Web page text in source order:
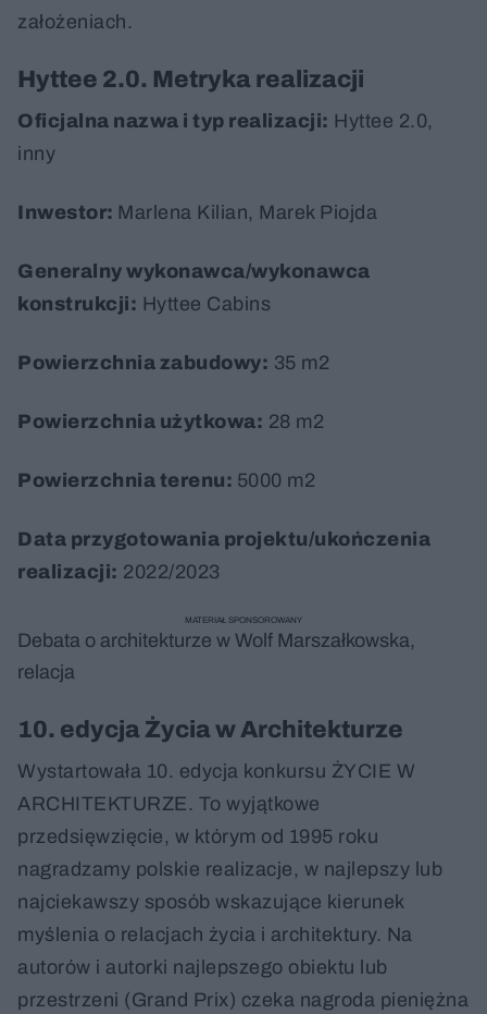
założeniach.
Hyttee 2.0. Metryka realizacji
Oficjalna nazwa i typ realizacji: Hyttee 2.0,
inny
Inwestor: Marlena Kilian, Marek Piojda
Generalny wykonawca/wykonawca
konstrukcji: Hyttee Cabins
Powierzchnia zabudowy: 35 m2
Powierzchnia użytkowa: 28 m2
Powierzchnia terenu: 5000 m2
Data przygotowania projektu/ukończenia
realizacji: 2022/2023
Debata o architekturze w Wolf Marszałkowska,
relacja
MATERIAŁ SPONSOROWANY
10. edycja Życia w Architekturze
Wystartowała 10. edycja konkursu ŻYCIE W
ARCHITEKTURZE. To wyjątkowe
przedsięwzięcie, w którym od 1995 roku
nagradzamy polskie realizacje, w najlepszy lub
najciekawszy sposób wskazujące kierunek
myślenia o relacjach życia i architektury. Na
autorów i autorki najlepszego obiektu lub
przestrzeni (Grand Prix) czeka nagroda pieniężna